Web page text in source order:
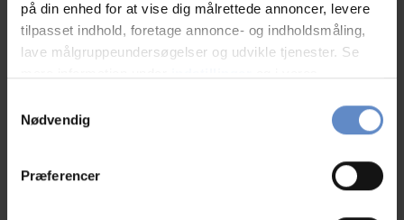
på din enhed for at vise dig målrettede annoncer, levere
tilpasset indhold, foretage annonce- og indholdsmåling,
lave målgruppeundersøgelser og udvikle tjenester. Se
tilbage eller ændre indstillinger fra vores
"Cookiedeklaration", eller ved at trykke på "Privacy
Nødvendig
Præferencer
Peter
26.Jul.2026
9,50 ud af 10